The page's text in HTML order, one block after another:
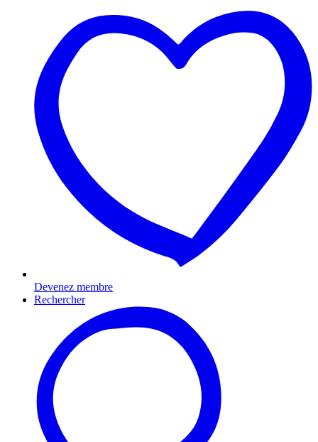
Devenez membre
Rechercher